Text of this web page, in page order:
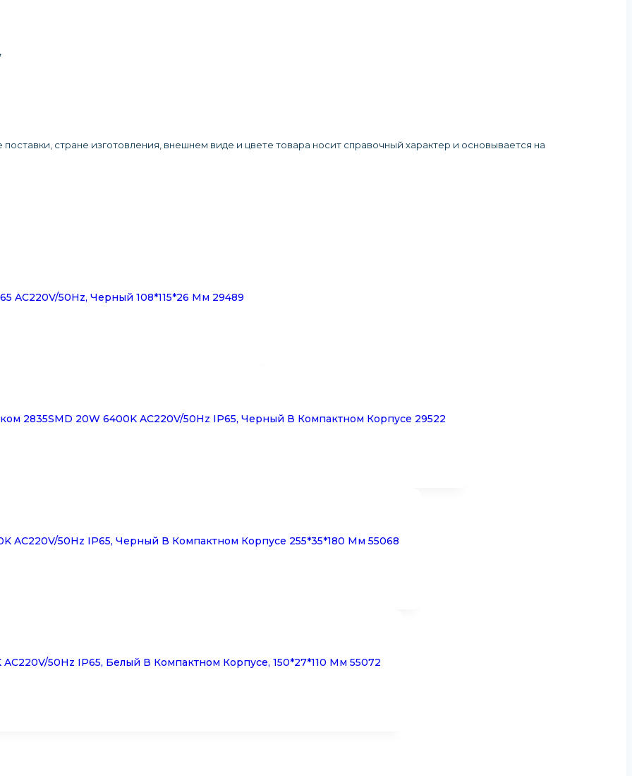
стране изготовления, внешнем виде и цвете товара носит справочный характер и основывается на
AC220V/50Hz, Черный 108*115*26 Мм 29489
2835SMD 20W 6400K AC220V/50Hz IP65, Черный В Компактном Корпусе 29522
AC220V/50Hz IP65, Черный В Компактном Корпусе 255*35*180 Мм 55068
50Hz IP65, Белый В Компактном Корпусе, 150*27*110 Мм 55072